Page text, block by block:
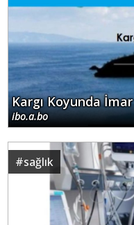
Kargı Koyunda
ibo.a.bo
#sağlık